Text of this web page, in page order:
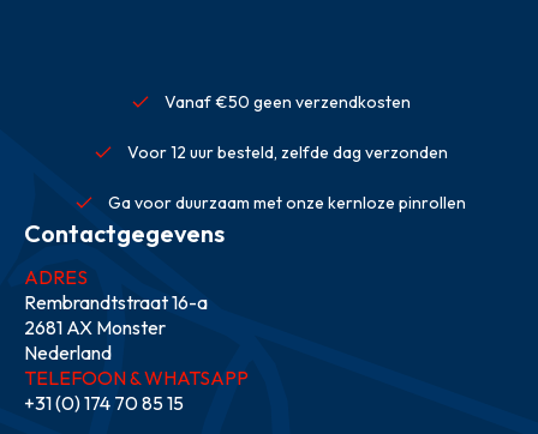
Vanaf €50 geen verzendkosten
Voor 12 uur besteld, zelfde dag verzonden
Ga voor duurzaam met onze kernloze pinrollen
Contactgegevens
ADRES
Rembrandtstraat 16-a
2681 AX Monster
Nederland
TELEFOON & WHATSAPP
+31 (0) 174 70 85 15